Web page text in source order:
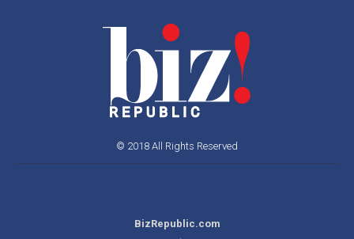
© 2018 All Rights Reserved
BizRepublic.com